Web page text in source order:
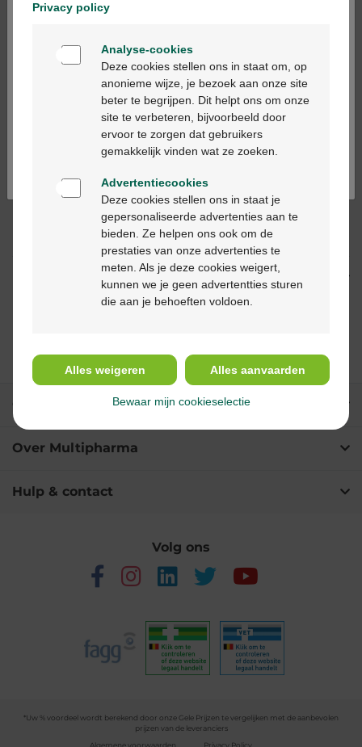
Op werkdagen vóór 12u besteld, volgende
werkdag geleverd
levering in je Multipharma apotheek
levering thuis vanaf €55
Klantendienstvia chat ofcontactformulier
Productbeschrijving
Anderen bekeken ook
Over Multipharma
Hulp & contact
Volg ons
*Uw % voordeel wordt berekend door onze Gele Prijzen te vergelijken met de aanbevolen
prijzen van de leveranciers
Algemene voorwaarden
Privacy Policy
Bienvenue
Ga verder in het nederlands
Continuez en français
Privacy policy
Analyse-cookies
Deze cookies stellen ons in staat om, op
anonieme wijze, je bezoek aan onze site
beter te begrijpen. Dit helpt ons om onze
site te verbeteren, bijvoorbeeld door
ervoor te zorgen dat gebruikers
gemakkelijk vinden wat ze zoeken.
Advertentiecookies
Deze cookies stellen ons in staat je
gepersonaliseerde advertenties aan te
bieden. Ze helpen ons ook om de
prestaties van onze advertenties te
meten. Als je deze cookies weigert,
kunnen we je geen advertentties sturen
die aan je behoeften voldoen.
Alles weigeren Alles aanvaarden
Bewaar mijn cookieselectie